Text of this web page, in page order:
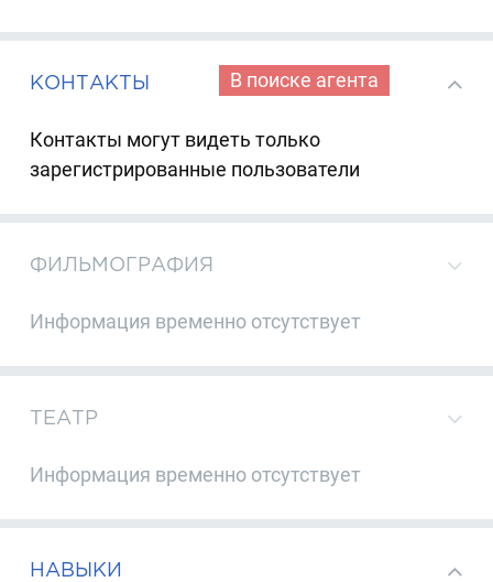
КОНТАКТЫ В поиске агента
Контакты могут видеть только
зарегистрированные пользователи
ФИЛЬМОГРАФИЯ
Информация временно отсутствует
ТЕАТР
Информация временно отсутствует
НАВЫКИ